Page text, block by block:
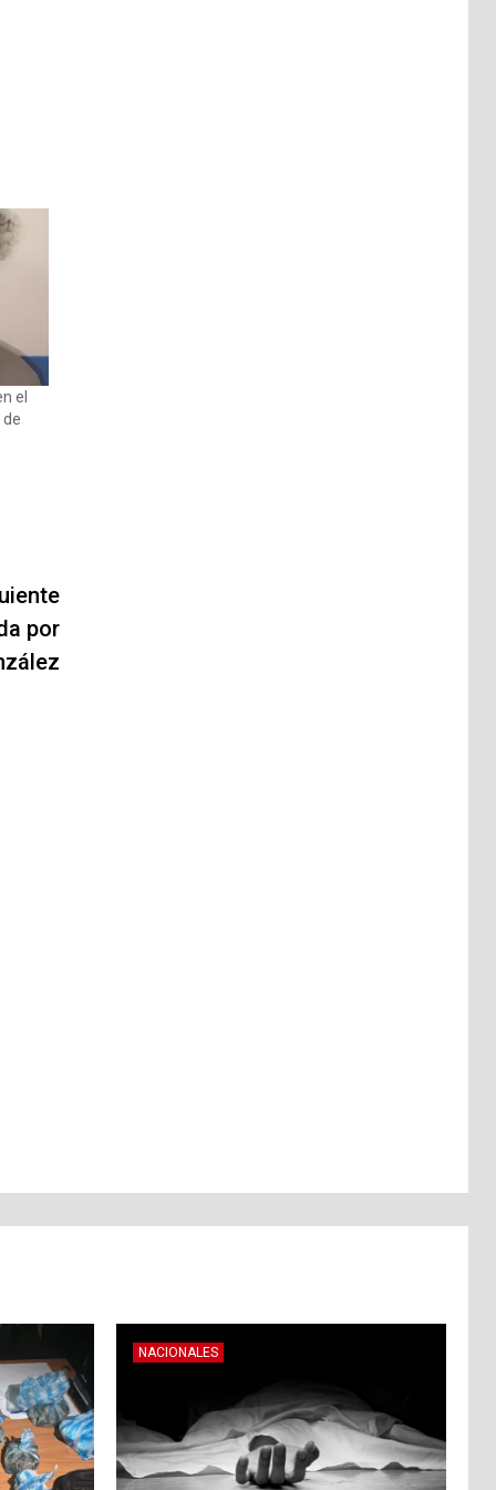
el
de
por
NACIONALES